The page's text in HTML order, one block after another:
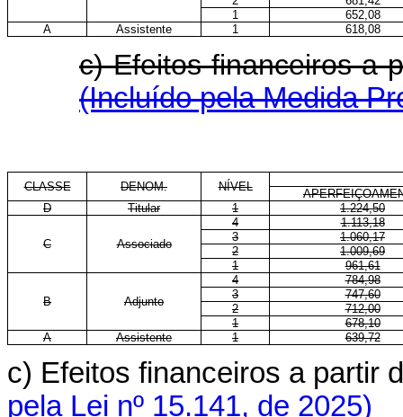
1
652,08
A
Assistente 1 618,08
c) Efeitos financeiros
(Incluído pela Medida
CLASSE DENOM. NÍVEL
D
Titular 1 1.224,50
C Associado
4
1.113,18
3
1.060,17
2
1.009,69
1
961,61
B Adjunto
4
784,98
3
747,60
2
712,00
1
678,10
A
Assistente 1 639,72
c) Efeitos financeiros a
pela Lei nº 15.141, de 2025)